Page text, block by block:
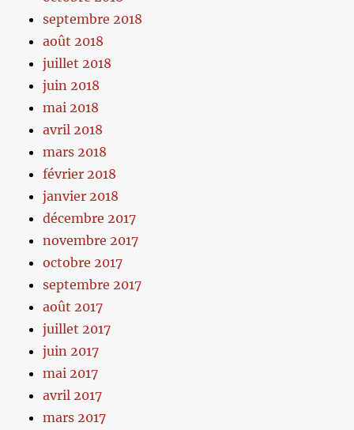
septembre 2018
août 2018
juillet 2018
juin 2018
mai 2018
avril 2018
mars 2018
février 2018
janvier 2018
décembre 2017
novembre 2017
octobre 2017
septembre 2017
août 2017
juillet 2017
juin 2017
mai 2017
avril 2017
mars 2017